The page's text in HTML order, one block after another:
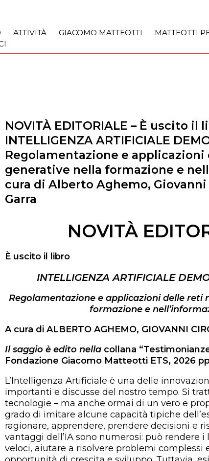
ATTIVITÀ GIACOMO MATTEOTTI MATTEOTTI
NOVITÀ EDITORIALE – È uscito il
INTELLIGENZA ARTIFICIALE
Regolamentazione e
generative nella formazione e
cura di Alberto Aghemo, Giovanni
Garra
NOVITÀ
È uscito il libro
INTELLIGENZA ARTIFICIALE
Regolamentazione e applicazioni delle reti
formazione e
A cura di ALBERTO AGHEMO, GIOVANNI
Il saggio è edito nella collana
Fondazione Giacomo Matteotti ETS, 2026
L’Intelligenza Artificiale è una delle
importanti e discusse del nostro tempo. Si
tecnologie – ma anche ormai di un vero e
grado di imitare alcune capacità tipiche
ragionare, apprendere, prendere decisioni e
vantaggi dell’IA sono numerosi: può rendere
veloci, aiutare a risolvere problemi complessi